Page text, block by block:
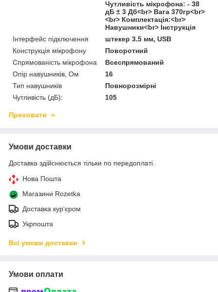
Чутливість мікрофона: - 38
дБ ± 3 Дб<br> Вага 370гр<br>
<br> Комплектація:<br>
Навушники<br> Інструкція
Інтерфейс підключення
штекер 3.5 мм, USB
Конструкція мікрофону
Поворотний
Спрямованість мікрофона
Всеспрямований
Опір навушників, Ом
16
Тип навушників
Повнорозмірні
Чутливість (дБ):
105
Приховати
Умови доставки
Доставка здійснюється тільки по передоплаті.
Нова Пошта
Магазини Rozetka
Доставка кур'єром
Укрпошта
Всі умови доставки
Умови оплати